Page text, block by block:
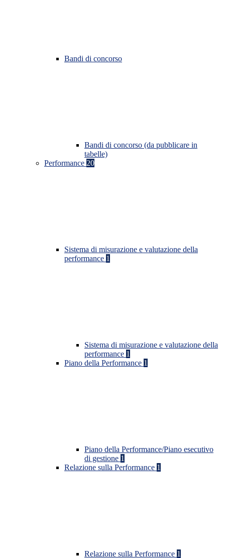
Bandi di concorso
Bandi di concorso (da pubblicare in
tabelle)
Performance 20
Sistema di misurazione e valutazione della
performance 1
Sistema di misurazione e valutazione della
performance 1
Piano della Performance 1
Piano della Performance/Piano esecutivo
di gestione 1
Relazione sulla Performance 1
Relazione sulla Performance 1